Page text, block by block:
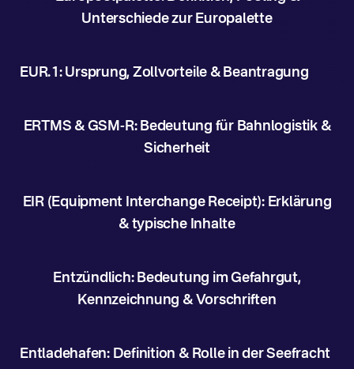
Unterschiede zur Europalette
EUR.1: Ursprung, Zollvorteile & Beantragung
ERTMS & GSM-R: Bedeutung für Bahnlogistik &
Sicherheit
EIR (Equipment Interchange Receipt): Erklärung
& typische Inhalte
Entzündlich: Bedeutung im Gefahrgut,
Kennzeichnung & Vorschriften
Entladehafen: Definition & Rolle in der Seefracht